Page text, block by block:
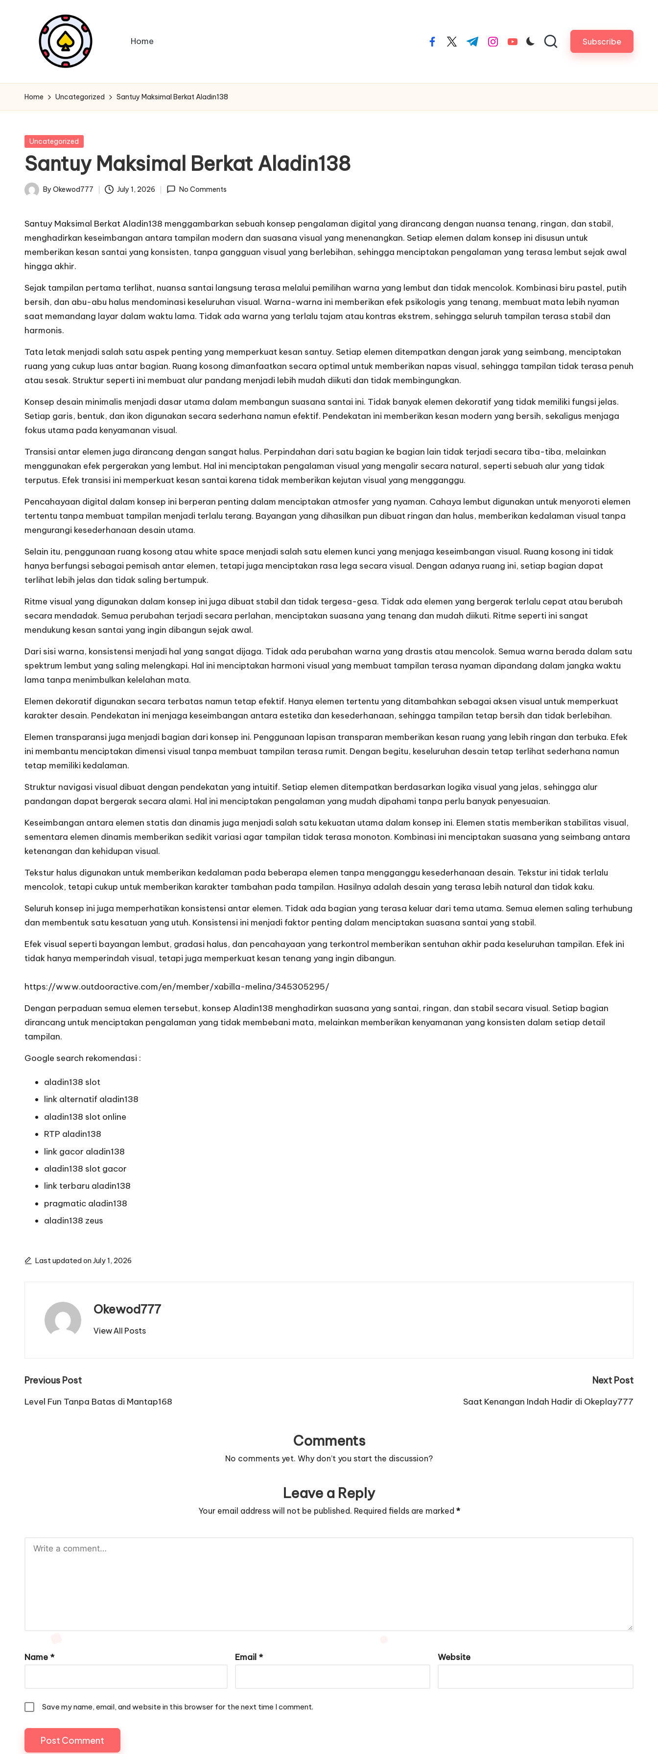
G
a
e
O
nl
e
S
e
r
u
A
n
ti
B
o
ri
n
g
B
u
a
t
A
n
a
k
G
a
ul
S
ej
a
ti
dengan
gameplay
grafis
keren,
dan
sosial
yang
bikin
betah
main
lama.
Home facebook.com
twitter.com
t.me instagram.com
youtube.com Subscribe
Home Uncategorized Santuy Maksimal Berkat Aladin138
Posted
Uncategorized
Santuy Maksimal Berkat Aladin138
Posted
By Okewod777 July 1, 2026 No Comments
Santuy Maksimal Berkat Aladin138 menggambarkan sebuah konsep pengalaman digital yang dirancang dengan nuansa tenang, ringan, dan stabil,
menghadirkan keseimbangan antara tampilan modern dan suasana visual yang menenangkan. Setiap elemen dalam konsep ini disusun untuk
memberikan kesan santai yang konsisten, tanpa gangguan visual yang berlebihan, sehingga menciptakan pengalaman yang terasa lembut sejak awal
hingga akhir.
Sejak tampilan pertama terlihat, nuansa santai langsung terasa melalui pemilihan warna yang lembut dan tidak mencolok. Kombinasi biru pastel, putih
bersih, dan abu-abu halus mendominasi keseluruhan visual. Warna-warna ini memberikan efek psikologis yang tenang, membuat mata lebih nyaman
saat memandang layar dalam waktu lama. Tidak ada warna yang terlalu tajam atau kontras ekstrem, sehingga seluruh tampilan terasa stabil dan
harmonis.
Tata letak menjadi salah satu aspek penting yang memperkuat kesan santuy. Setiap elemen ditempatkan dengan jarak yang seimbang, menciptakan
ruang yang cukup luas antar bagian. Ruang kosong dimanfaatkan secara optimal untuk memberikan napas visual, sehingga tampilan tidak terasa penuh
atau sesak. Struktur seperti ini membuat alur pandang menjadi lebih mudah diikuti dan tidak membingungkan.
Konsep desain minimalis menjadi dasar utama dalam membangun suasana santai ini. Tidak banyak elemen dekoratif yang tidak memiliki fungsi jelas.
Setiap garis, bentuk, dan ikon digunakan secara sederhana namun efektif. Pendekatan ini memberikan kesan modern yang bersih, sekaligus menjaga
fokus utama pada kenyamanan visual.
Transisi antar elemen juga dirancang dengan sangat halus. Perpindahan dari satu bagian ke bagian lain tidak terjadi secara tiba-tiba, melainkan
menggunakan efek pergerakan yang lembut. Hal ini menciptakan pengalaman visual yang mengalir secara natural, seperti sebuah alur yang tidak
terputus. Efek transisi ini memperkuat kesan santai karena tidak memberikan kejutan visual yang mengganggu.
Pencahayaan digital dalam konsep ini berperan penting dalam menciptakan atmosfer yang nyaman. Cahaya lembut digunakan untuk menyoroti elemen
tertentu tanpa membuat tampilan menjadi terlalu terang. Bayangan yang dihasilkan pun dibuat ringan dan halus, memberikan kedalaman visual tanpa
mengurangi kesederhanaan desain utama.
Selain itu, penggunaan ruang kosong atau white space menjadi salah satu elemen kunci yang menjaga keseimbangan visual. Ruang kosong ini tidak
hanya berfungsi sebagai pemisah antar elemen, tetapi juga menciptakan rasa lega secara visual. Dengan adanya ruang ini, setiap bagian dapat
terlihat lebih jelas dan tidak saling bertumpuk.
Ritme visual yang digunakan dalam konsep ini juga dibuat stabil dan tidak tergesa-gesa. Tidak ada elemen yang bergerak terlalu cepat atau berubah
secara mendadak. Semua perubahan terjadi secara perlahan, menciptakan suasana yang tenang dan mudah diikuti. Ritme seperti ini sangat
mendukung kesan santai yang ingin dibangun sejak awal.
Dari sisi warna, konsistensi menjadi hal yang sangat dijaga. Tidak ada perubahan warna yang drastis atau mencolok. Semua warna berada dalam satu
spektrum lembut yang saling melengkapi. Hal ini menciptakan harmoni visual yang membuat tampilan terasa nyaman dipandang dalam jangka waktu
lama tanpa menimbulkan kelelahan mata.
Elemen dekoratif digunakan secara terbatas namun tetap efektif. Hanya elemen tertentu yang ditambahkan sebagai aksen visual untuk memperkuat
karakter desain. Pendekatan ini menjaga keseimbangan antara estetika dan kesederhanaan, sehingga tampilan tetap bersih dan tidak berlebihan.
Elemen transparansi juga menjadi bagian dari konsep ini. Penggunaan lapisan transparan memberikan kesan ruang yang lebih ringan dan terbuka. Efek
ini membantu menciptakan dimensi visual tanpa membuat tampilan terasa rumit. Dengan begitu, keseluruhan desain tetap terlihat sederhana namun
tetap memiliki kedalaman.
Struktur navigasi visual dibuat dengan pendekatan yang intuitif. Setiap elemen ditempatkan berdasarkan logika visual yang jelas, sehingga alur
pandangan dapat bergerak secara alami. Hal ini menciptakan pengalaman yang mudah dipahami tanpa perlu banyak penyesuaian.
Keseimbangan antara elemen statis dan dinamis juga menjadi salah satu kekuatan utama dalam konsep ini. Elemen statis memberikan stabilitas visual,
sementara elemen dinamis memberikan sedikit variasi agar tampilan tidak terasa monoton. Kombinasi ini menciptakan suasana yang seimbang antara
ketenangan dan kehidupan visual.
Tekstur halus digunakan untuk memberikan kedalaman pada beberapa elemen tanpa mengganggu kesederhanaan desain. Tekstur ini tidak terlalu
mencolok, tetapi cukup untuk memberikan karakter tambahan pada tampilan. Hasilnya adalah desain yang terasa lebih natural dan tidak kaku.
Seluruh konsep ini juga memperhatikan konsistensi antar elemen. Tidak ada bagian yang terasa keluar dari tema utama. Semua elemen saling terhubung
dan membentuk satu kesatuan yang utuh. Konsistensi ini menjadi faktor penting dalam menciptakan suasana santai yang stabil.
Efek visual seperti bayangan lembut, gradasi halus, dan pencahayaan yang terkontrol memberikan sentuhan akhir pada keseluruhan tampilan. Efek ini
tidak hanya memperindah visual, tetapi juga memperkuat kesan tenang yang ingin dibangun.
https://www.outdooractive.com/en/member/xabilla-melina/345305295/
Dengan perpaduan semua elemen tersebut, konsep Aladin138 menghadirkan suasana yang santai, ringan, dan stabil secara visual. Setiap bagian
dirancang untuk menciptakan pengalaman yang tidak membebani mata, melainkan memberikan kenyamanan yang konsisten dalam setiap detail
tampilan.
Google search rekomendasi :
aladin138 slot
link alternatif aladin138
aladin138 slot online
RTP aladin138
link gacor aladin138
aladin138 slot gacor
link terbaru aladin138
pragmatic aladin138
aladin138 zeus
Last updated on July 1, 2026
Okewod777
View All Posts
Post
navigation
Previous Post
Level Fun Tanpa Batas di Mantap168
Next Post
Saat Kenangan Indah Hadir di Okeplay777
Comments
No comments yet. Why don’t you start the discussion?
Leave a Reply
Your email address will not be published. Required fields are marked *
Name * Email * Website
Save my name, email, and website in this browser for the next time I comment.